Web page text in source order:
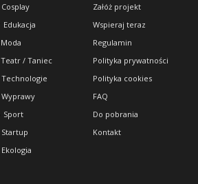
Cosplay
Edukacja
Moda
Teatr / Taniec
Technologie
Wyprawy
Sport
Startup
Ekologia
Załóż projekt
Wspieraj teraz
Regulamin
Polityka prywatności
Polityka cookies
FAQ
Do pobrania
Kontakt